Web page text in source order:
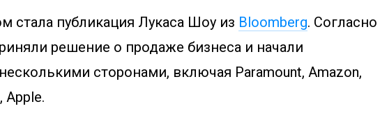
стала публикация Лукаса Шоу из Bloomberg. Согласно
решение о продаже бизнеса и начали
сторонами, включая Paramount, Amazon,
Apple.